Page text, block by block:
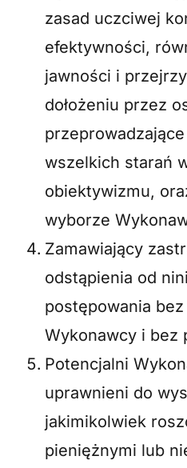
zasad uczciwej
efektywności,
jawności i
dołożeniu przez
wszelkich starań
obiektywizmu,
wyborze
Zamawiający
odstąpienia od
postępowania bez
Wykonawcy i bez
Potencjalni
uprawnieni do
jakimikolwiek
pieniężnymi lub